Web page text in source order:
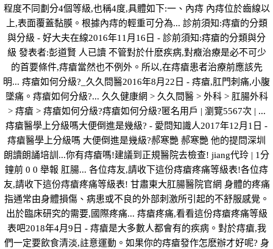
程度不同劃分4個等級,也稱4度,具體如下:一、內痔 內痔位於齒線以
上,表面覆蓋黏膜。根據內痔的輕重可分為... 診前須知:痔瘡的分類
與分級 - 好大夫在線2016年11月16日 - 診前須知:痔瘡的分類與分
級 發表者:彭道賢 人已讀 不管對於什麽疾病,對癥治療是必不可少
的首要條件,痔瘡當然也不例外。所以,在痔瘡患者治療前應該先
明... 痔瘡如何分級?_久久問醫2016年8月22日 - 痔瘡,肛門刺痛,小腹
墜痛。痔瘡如何分級?... 久久健康網 > 久久問醫 > 外科 > 肛腸外科
> 痔瘡 > 痔瘡如何分級?痔瘡如何分級?匿名用戶 | 瀏覽5567次 | ...
痔瘡醫學上分級嗎大便倒進是幾級? - 愛問知識人2017年12月1日 -
痔瘡醫學上分級嗎 大便倒進是幾級?郝寒艷 郝寒艷 他的提問深圳
朗讀朗誦培訓...你有痔瘡嗎!建議到正規醫院去檢查! jiang代玲 | 1分
鐘前 0 0 舉報 肛腸... 各位痔友,請收下這份痔瘡疼痛等級表!各位痔
友,請收下這份痔瘡疼痛等級表! 甘肅東大肛腸醫院官網 身體的疼痛
指通常由身體損傷、病患或不良的外部刺激所引起的不舒服感覺。
出於臨床研究的需要,國際疼痛... 痔瘡疼痛,看看這份痔瘡疼痛等級
表吧2018年4月9日 - 痔瘡是大多數人都會有的疾病。對於痔瘡,我
們一定要飲食清淡,註意運動。如果你的痔瘡發作怎麽辦才好呢? 身